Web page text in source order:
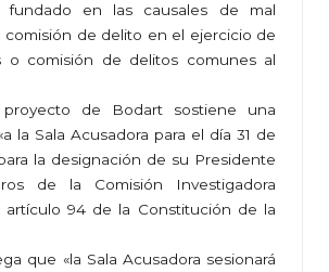
fundado en las causales de mal
de delito en el ejercicio de
o comisión de delitos comunes al
proyecto de Bodart sostiene una
la Sala Acusadora para el día 31 de
la designación de su Presidente
de la Comisión Investigadora
artículo 94 de la Constitución de la
que «la Sala Acusadora sesionará